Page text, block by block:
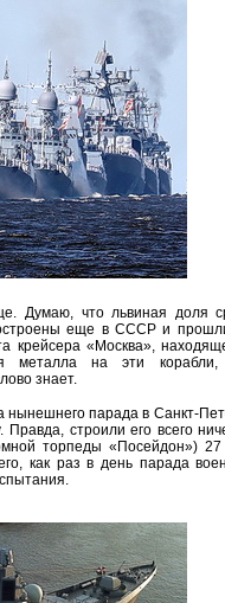
Думаю, что львиная доля
еще в СССР и
«Москва»,
металла на эти корабли,
знает.
нынешнего парада в Санкт-
строили его всего
торпеды «Посейдон»)
как раз в день парада